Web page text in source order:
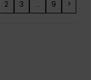
2 3 ... 9 >